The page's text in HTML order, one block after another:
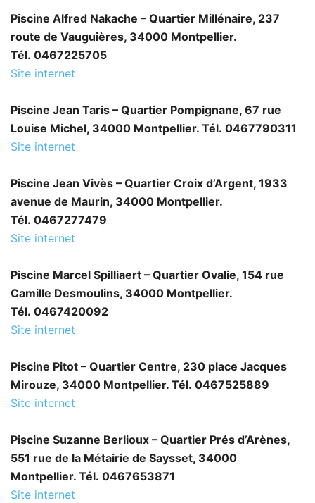
Piscine Alfred Nakache – Quartier Millénaire, 237
route de Vauguières, 34000 Montpellier.
Tél. 0467225705
Site internet
Piscine Jean Taris – Quartier Pompignane, 67 rue
Louise Michel, 34000 Montpellier. Tél. 0467790311
Site internet
Piscine Jean Vivès – Quartier Croix d’Argent, 1933
avenue de Maurin, 34000 Montpellier.
Tél. 0467277479
Site internet
Piscine Marcel Spilliaert – Quartier Ovalie, 154 rue
Camille Desmoulins, 34000 Montpellier.
Tél. 0467420092
Site internet
Piscine Pitot – Quartier Centre, 230 place Jacques
Mirouze, 34000 Montpellier. Tél. 0467525889
Site internet
Piscine Suzanne Berlioux – Quartier Prés d’Arènes,
551 rue de la Métairie de Saysset, 34000
Montpellier. Tél. 0467653871
Site internet